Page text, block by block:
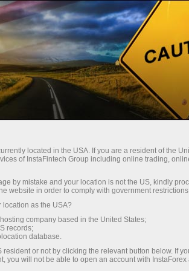
obtiene acceso a
apalancamiento de
unos de los mejores
y comisiones del
así como condiciones
para operar con
e índices.
y en la pista
located in the USA. If you are a resident of the
of InstaFintech Group including online trading,
by mistake and your location is not the US, kindly
website in order to comply with government
location as the USA?
company based in the United States;
records;
database.
or not by clicking the relevant button below. If
you will not be able to open an account with InstaForex